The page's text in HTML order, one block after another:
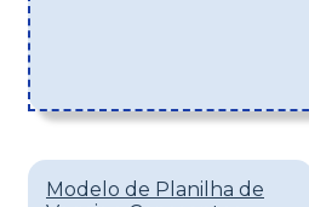
Modelo de Planilha de